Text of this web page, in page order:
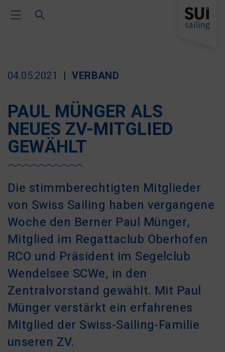
Toggle Main Navigation
04.05.2021 VERBAND
PAUL MÜNGER ALS
NEUES ZV-MITGLIED
GEWÄHLT
Die stimmberechtigten Mitglieder
von Swiss Sailing haben vergangene
Woche den Berner Paul Münger,
Mitglied im Regattaclub Oberhofen
RCO und Präsident im Segelclub
Wendelsee SCWe, in den
Zentralvorstand gewählt. Mit Paul
Münger verstärkt ein erfahrenes
Mitglied der Swiss-Sailing-Familie
unseren ZV.